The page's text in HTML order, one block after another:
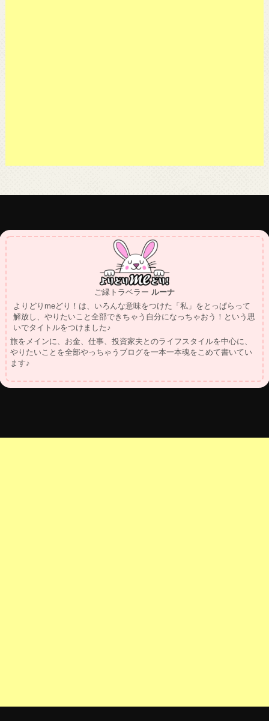
ご縁トラベラー ルーナ
よりどりmeどり！は、いろんな意味をつけた「私」をとっぱらって
解放し、やりたいこと全部できちゃう自分になっちゃおう！という思
いでタイトルをつけました♪
旅をメインに、お金、仕事、投資家夫とのライフスタイルを中心に、
やりたいことを全部やっちゃうブログを一本一本魂をこめて書いてい
ます♪